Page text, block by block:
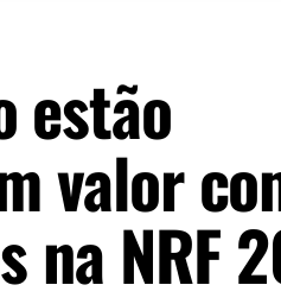
estão
valor
na NRF